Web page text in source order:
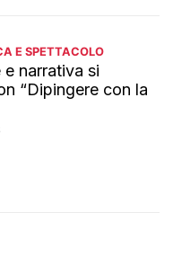
E SPETTACOLO
e narrativa si
“Dipingere con la